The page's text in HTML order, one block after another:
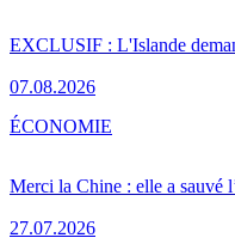
EXCLUSIF : L'Islande
07.08.2026
Merci la Chine : elle a sauvé
27.07.2026
ÉCONOMIE